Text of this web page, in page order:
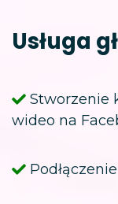
Usługa
Stworzenie
wideo na